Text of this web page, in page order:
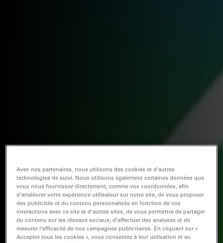
Avec nos partenaires, nous utilisons des cookies et d’autres
technologies de suivi. Nous utilisons également certaines données que
vous nous fournissez directement, comme vos coordonnées, afin
d’améliorer votre expérience utilisateur sur notre site, de vous proposer
des publicités et du contenu personnalisés en fonction de vos
interactions avec ce site et d’autres sites, de vous permettre de partager
du contenu sur les réseaux sociaux, d’effectuer des analyses et de
mesurer l’efficacité de nos campagnes publicitaires. En cliquant sur «
Accepter tous les cookies », vous consentez à leur utilisation et au